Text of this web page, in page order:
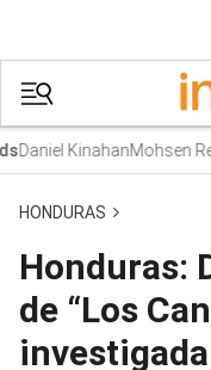
KinahanMohsen
HONDURAS
Honduras:
de “Los